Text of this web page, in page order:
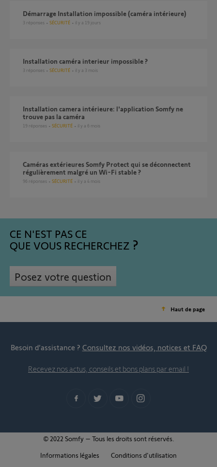
Démarrage Installation impossible (caméra intérieure)
3 réponses SÉCURITÉ il y a 19 jours
Installation caméra interieur impossible ?
3 réponses SÉCURITÉ il y a 3 mois
Installation camera intérieure: l'application Somfy ne
trouve pas la caméra
19 réponses SÉCURITÉ il y a 6 mois
Caméras extérieures Somfy Protect qui se déconnectent
régulièrement malgré un Wi-Fi stable ?
96 réponses SÉCURITÉ il y a 4 mois
CE N'EST PAS CE
QUE VOUS RECHERCHEZ
Posez votre question
Haut de page
Besoin d’assistance ? Consultez nos vidéos, notices et FAQ
Recevez nos actus, conseils et bons plans par email !
© 2022 Somfy – Tous les droits sont réservés.
Informations légales
Conditions d'utilisation